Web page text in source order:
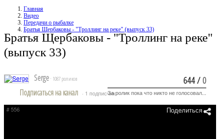
Главная
Видео
Передачи о рыбалке
Братья Щербаковы - "Троллинг на реке" (выпуск 33)
Братья Щербаковы - "Троллинг на реке"
(выпуск 33)
Serge · 1087 роликов
Подписаться на канал · 1 подписчик
# 556 Поделиться
644/0
За ролик пока что никто не голосовал...